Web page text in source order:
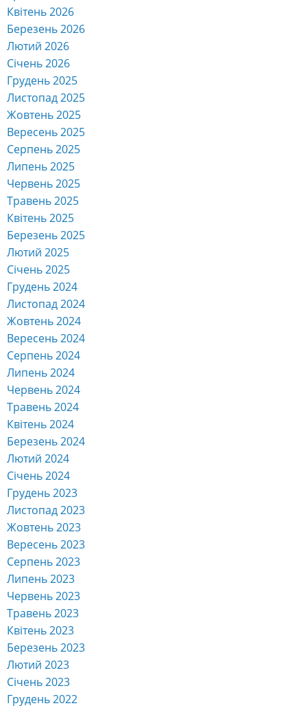
Квітень 2026
Березень 2026
Лютий 2026
Січень 2026
Грудень 2025
Листопад 2025
Жовтень 2025
Вересень 2025
Серпень 2025
Липень 2025
Червень 2025
Травень 2025
Квітень 2025
Березень 2025
Лютий 2025
Січень 2025
Грудень 2024
Листопад 2024
Жовтень 2024
Вересень 2024
Серпень 2024
Липень 2024
Червень 2024
Травень 2024
Квітень 2024
Березень 2024
Лютий 2024
Січень 2024
Грудень 2023
Листопад 2023
Жовтень 2023
Вересень 2023
Серпень 2023
Липень 2023
Червень 2023
Травень 2023
Квітень 2023
Березень 2023
Лютий 2023
Січень 2023
Грудень 2022